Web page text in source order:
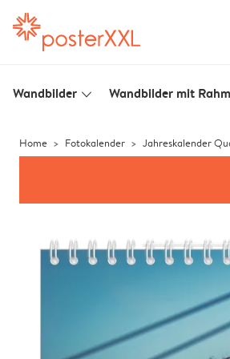
Wandbilder slim_arrow_down Wandbilder mit
Home Fotokalender Jahreskalender